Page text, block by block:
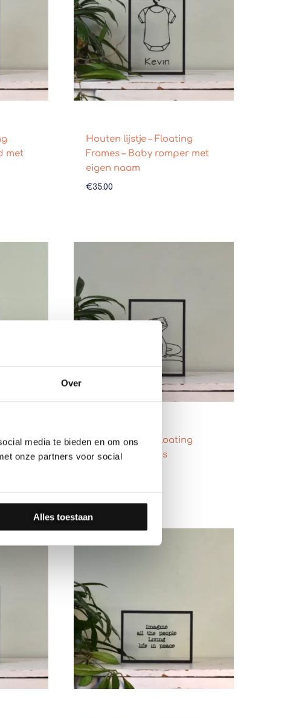
Over
media te bieden en om ons
onze partners voor social
Alles toestaan
met
Houten lijstje – Floating
Frames – Baby romper met
eigen naam
€35.00
Houten lijstje – Floating
Frames – Hagedis